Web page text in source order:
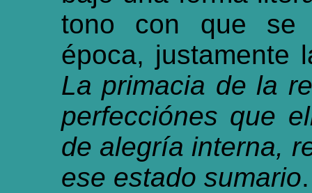
tono con que se
época, justamente
La primacia de la
perfecciónes que
de alegría interna,
ese estado sumario.